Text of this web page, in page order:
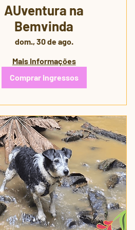
AUventura na
Bemvinda
dom., 30 de ago.
Mais informações
Comprar ingressos